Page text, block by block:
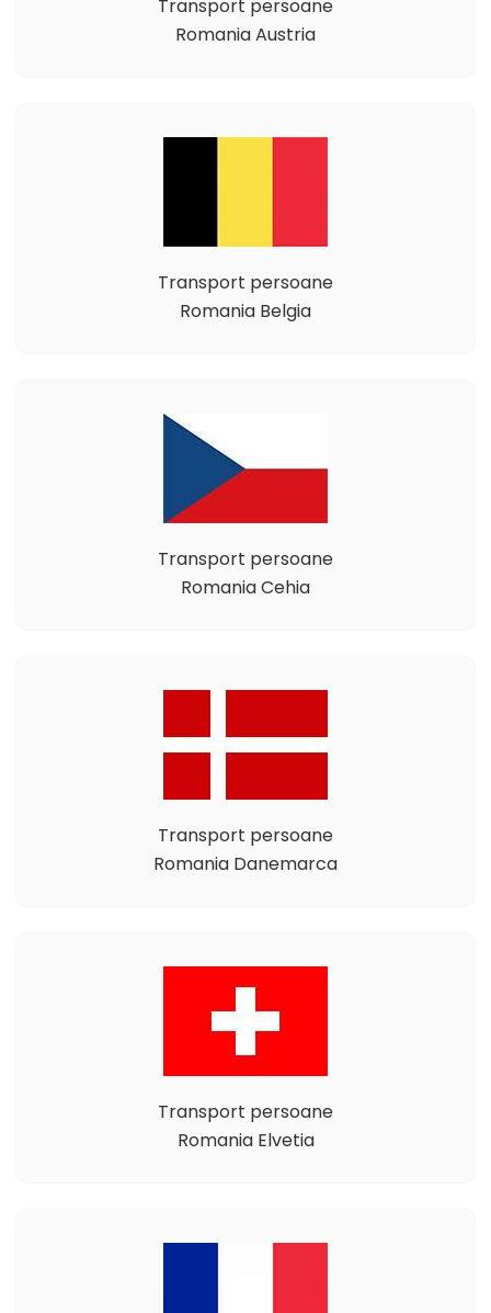
Transport persoane
Romania Austria
Transport persoane
Romania Belgia
Transport persoane
Romania Cehia
Transport persoane
Romania Danemarca
Transport persoane
Romania Elvetia